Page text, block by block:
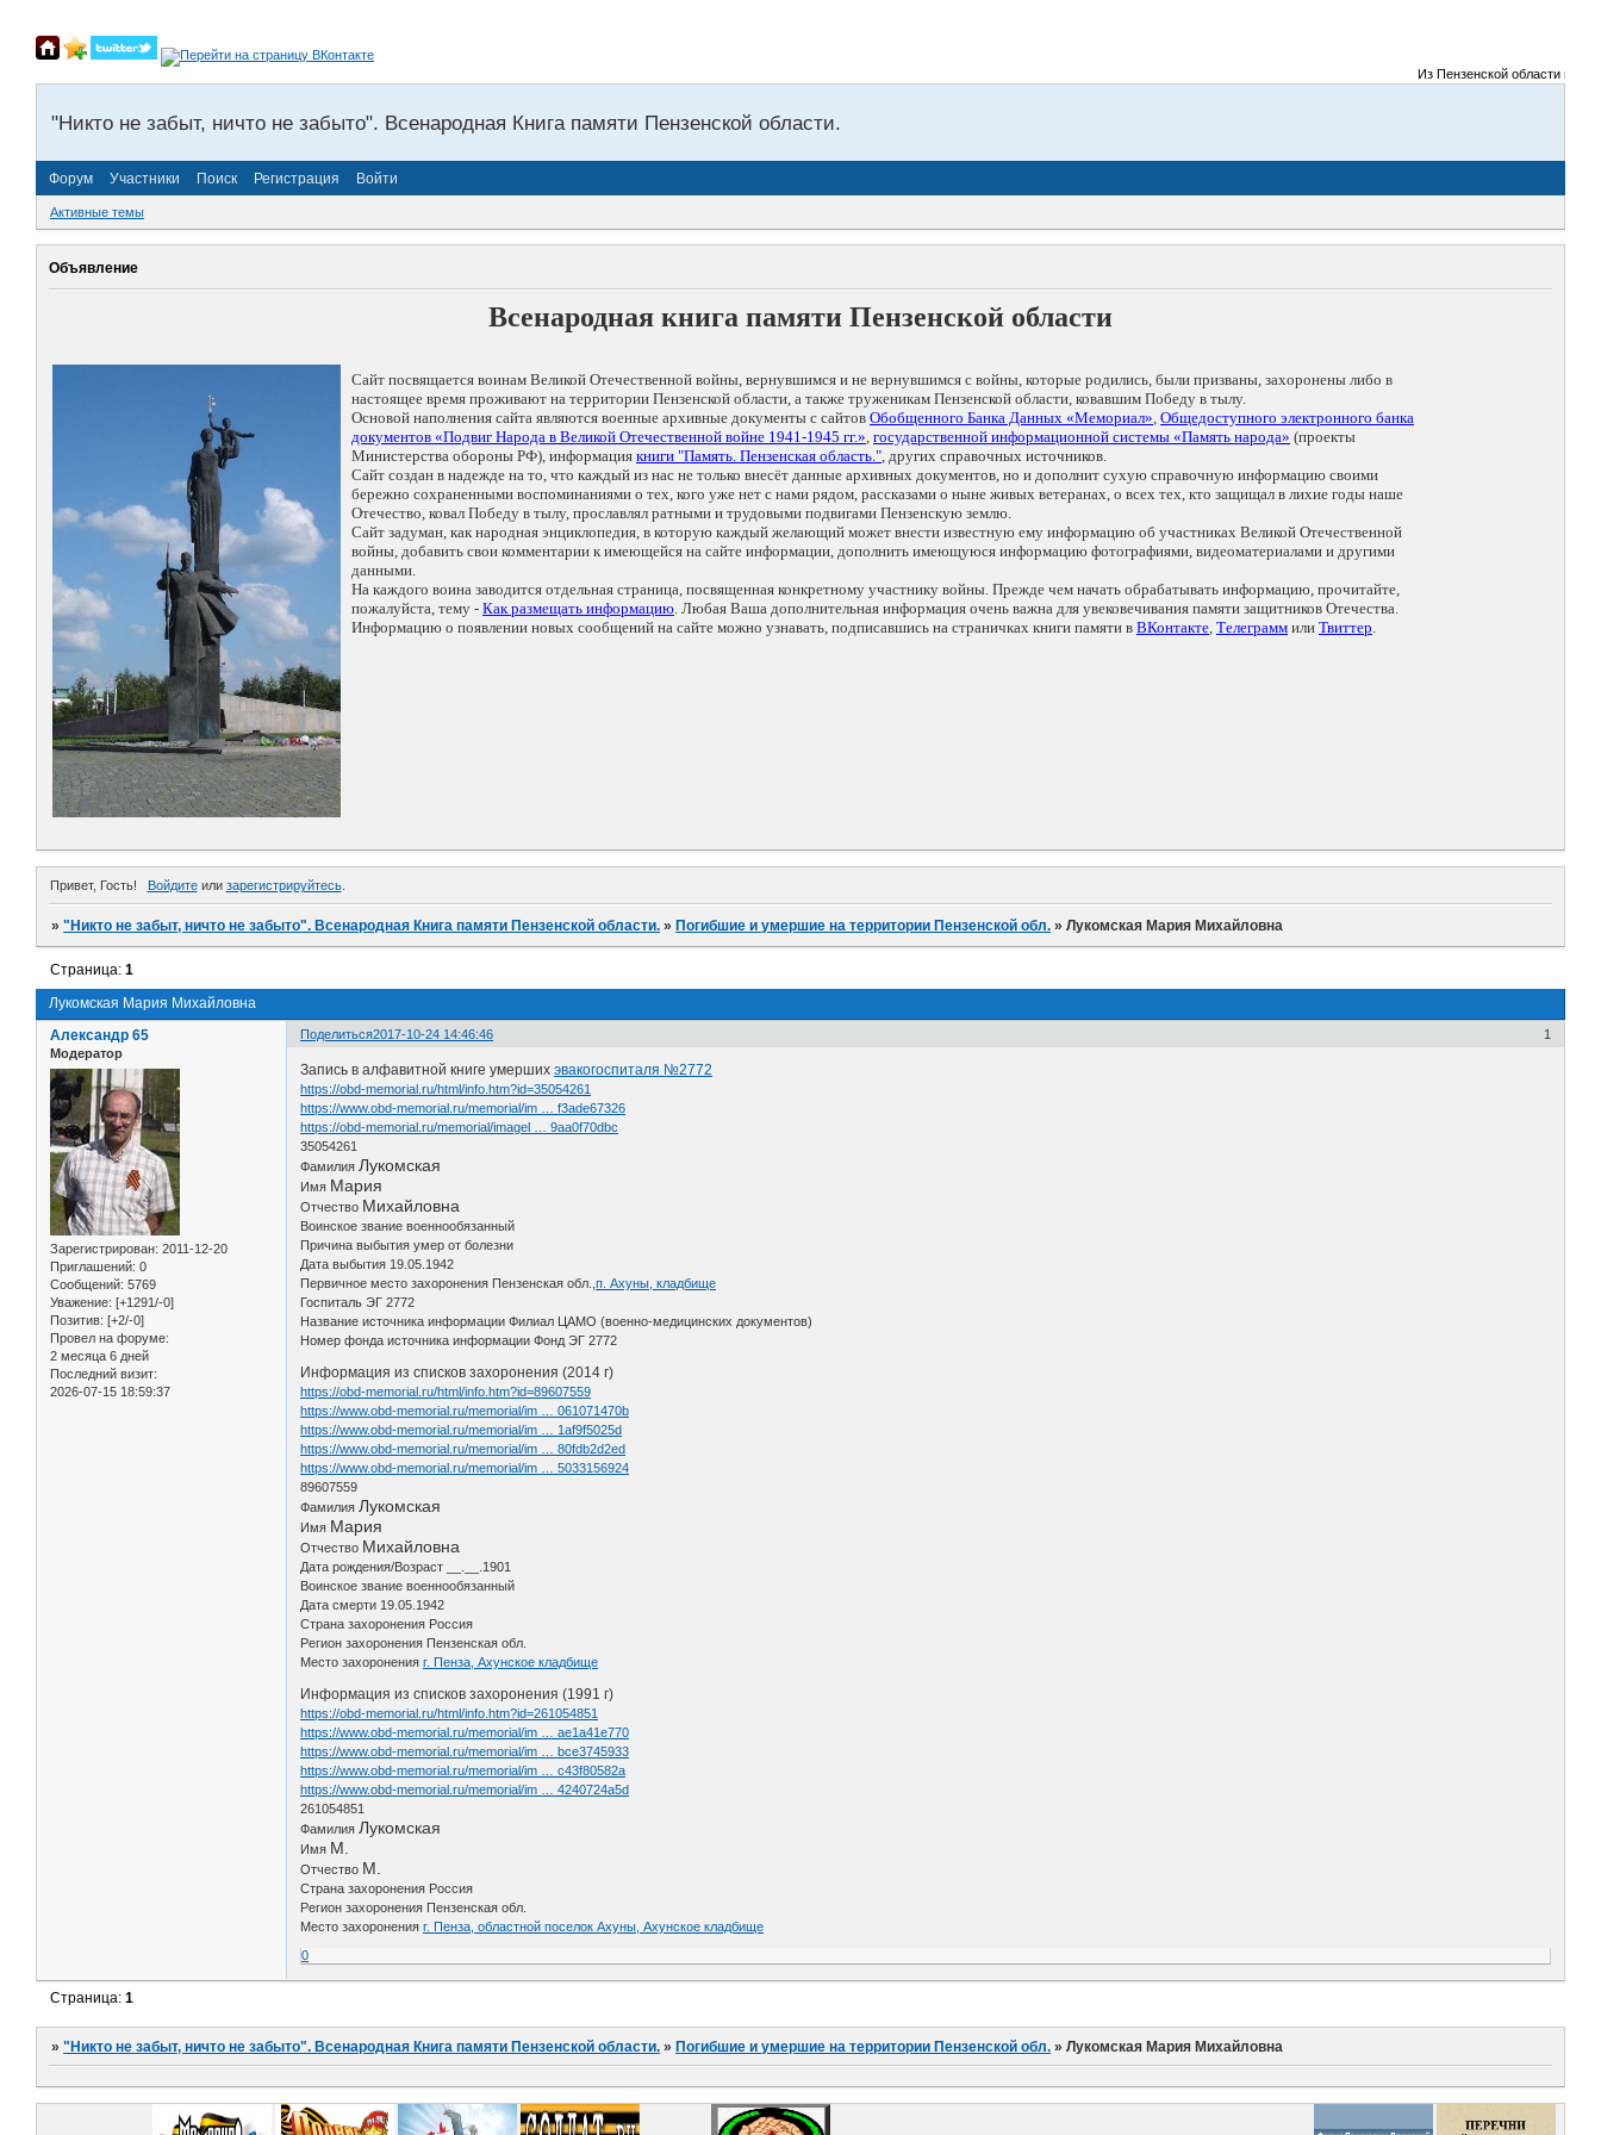
Из Пензенской области на
"Никто не забыт, ничто не забыто". Всенародная Книга памяти Пензенской области.
Форум Участники Поиск Регистрация Войти
Активные темы
Объявление
Всенародная книга памяти Пензенской области
Сайт посвящается воинам Великой Отечественной войны, вернувшимся и не вернувшимся с войны, которые родились, были призваны, захоронены либо в
настоящее время проживают на территории Пензенской области, а также труженикам Пензенской области, ковавшим Победу в тылу.
Основой наполнения сайта являются военные архивные документы с сайтов Обобщенного Банка Данных «Мемориал», Общедоступного электронного банка
документов «Подвиг Народа в Великой Отечественной войне 1941-1945 гг.», государственной информационной системы «Память народа» (проекты
Министерства обороны РФ), информация книги "Память. Пензенская область.", других справочных источников.
Сайт создан в надежде на то, что каждый из нас не только внесёт данные архивных документов, но и дополнит сухую справочную информацию своими
бережно сохраненными воспоминаниями о тех, кого уже нет с нами рядом, рассказами о ныне живых ветеранах, о всех тех, кто защищал в лихие годы наше
Отечество, ковал Победу в тылу, прославлял ратными и трудовыми подвигами Пензенскую землю.
Сайт задуман, как народная энциклопедия, в которую каждый желающий может внести известную ему информацию об участниках Великой Отечественной
войны, добавить свои комментарии к имеющейся на сайте информации, дополнить имеющуюся информацию фотографиями, видеоматериалами и другими
данными.
На каждого воина заводится отдельная страница, посвященная конкретному участнику войны. Прежде чем начать обрабатывать информацию, прочитайте,
пожалуйста, тему - Как размещать информацию. Любая Ваша дополнительная информация очень важна для увековечивания памяти защитников Отечества.
Информацию о появлении новых сообщений на сайте можно узнавать, подписавшись на страничках книги памяти в ВКонтакте, Телеграмм или Твиттер.
Привет, Гость! Войдитеили зарегистрируйтесь.
»"Никто не забыт, ничто не забыто". Всенародная Книга памяти Пензенской области. » Погибшие и умершие на территории Пензенской обл. »Лукомская Мария Михайловна
Лукомская Мария Михайловна
Страница:1
Поделиться 1
2017-10-24 14:46:46
Александр 65
Модератор
Зарегистрирован: 2011-12-20
Приглашений: 0
Сообщений: 5769
Уважение: [+1291/-0]
Позитив: [+2/-0]
Провел на форуме:
2 месяца 6 дней
Последний визит:
2026-07-15 18:59:37
Запись в алфавитной книге умершихэвакогоспиталя №2772
https://obd-memorial.ru/html/info.htm?id=35054261
https://www.obd-memorial.ru/memorial/im … f3ade67326
https://obd-memorial.ru/memorial/imagel … 9aa0f70dbc
35054261
Фамилия Лукомская
Имя Мария
Отчество Михайловна
Воинское звание военнообязанный
Причина выбытия умер от болезни
Дата выбытия 19.05.1942
Первичное место захоронения Пензенская обл.,п. Ахуны, кладбище
Госпиталь ЭГ 2772
Название источника информации Филиал ЦАМО (военно-медицинских документов)
Номер фонда источника информации Фонд ЭГ 2772
Информация из списков захоронения (2014 г)
https://obd-memorial.ru/html/info.htm?id=89607559
https://www.obd-memorial.ru/memorial/im … 061071470b
https://www.obd-memorial.ru/memorial/im … 1af9f5025d
https://www.obd-memorial.ru/memorial/im … 80fdb2d2ed
https://www.obd-memorial.ru/memorial/im … 5033156924
89607559
Фамилия Лукомская
Имя Мария
Отчество Михайловна
Дата рождения/Возраст __.__.1901
Воинское звание военнообязанный
Дата смерти 19.05.1942
Страна захоронения Россия
Регион захоронения Пензенская обл.
Место захороненияг. Пенза, Ахунское кладбище
Информация из списков захоронения (1991 г)
https://obd-memorial.ru/html/info.htm?id=261054851
https://www.obd-memorial.ru/memorial/im … ae1a41e770
https://www.obd-memorial.ru/memorial/im … bce3745933
https://www.obd-memorial.ru/memorial/im … c43f80582a
https://www.obd-memorial.ru/memorial/im … 4240724a5d
261054851
Фамилия Лукомская
Имя М.
Отчество М.
Страна захоронения Россия
Регион захоронения Пензенская обл.
Место захороненияг. Пенза, областной поселок Ахуны, Ахунское кладбище
0
Страница:1
»"Никто не забыт, ничто не забыто". Всенародная Книга памяти Пензенской области. » Погибшие и умершие на территории Пензенской обл. »Лукомская Мария Михайловна